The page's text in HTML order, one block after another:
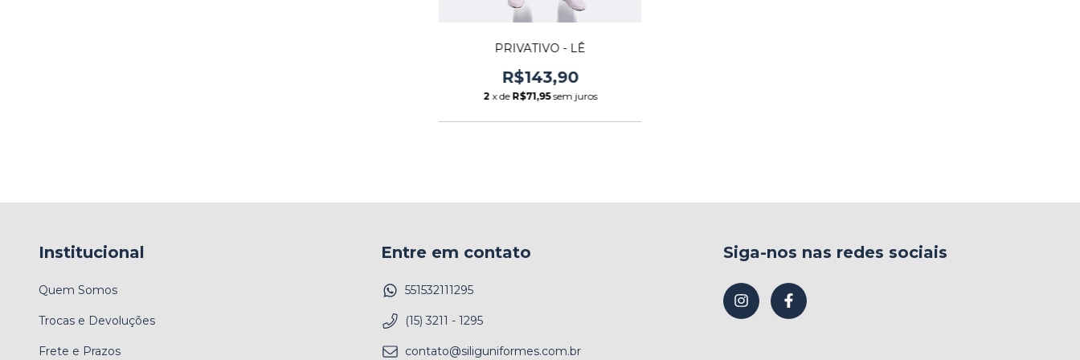
PRIVATIVO - LÊ
R$143,90
2 x de R$71,95 sem juros
Institucional
Quem Somos
Trocas e Devoluções
Frete e Prazos
Entre em contato
551532111295
(15) 3211 - 1295
contato@siliguniformes.com.br
Siga-nos nas redes sociais